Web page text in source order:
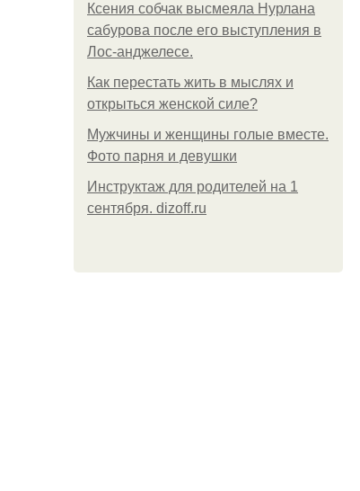
Ксения собчак высмеяла Нурлана
сабурова после его выступления в
Лос-анджелесе.
Как перестать жить в мыслях и
открыться женской силе?
Мужчины и женщины голые вместе.
Фото парня и девушки
Инструктаж для родителей на 1
сентября. dizoff.ru